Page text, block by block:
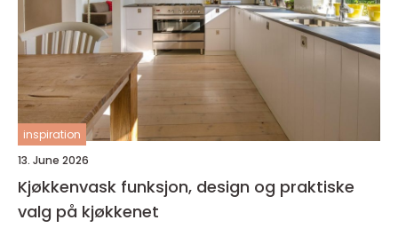
inspiration
13. June 2026
Kjøkkenvask funksjon, design og praktiske
valg på kjøkkenet